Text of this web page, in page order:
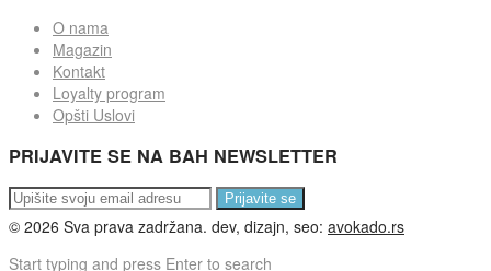
O nama
Magazin
Kontakt
Loyalty program
Opšti Uslovi
PRIJAVITE SE NA BAH NEWSLETTER
Prijavite se
© 2026 Sva prava zadržana. dev, dizajn, seo: avokado.rs
Start typing and press Enter to search